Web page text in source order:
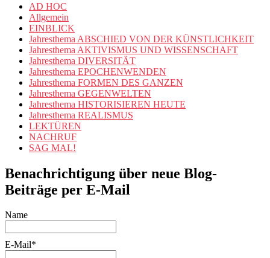
AD HOC
Allgemein
EINBLICK
Jahresthema ABSCHIED VON DER KÜNSTLICHKEIT
Jahresthema AKTIVISMUS UND WISSENSCHAFT
Jahresthema DIVERSITÄT
Jahresthema EPOCHENWENDEN
Jahresthema FORMEN DES GANZEN
Jahresthema GEGENWELTEN
Jahresthema HISTORISIEREN HEUTE
Jahresthema REALISMUS
LEKTÜREN
NACHRUF
SAG MAL!
Benachrichtigung über neue Blog-
Beiträge per E-Mail
Name
E-Mail*